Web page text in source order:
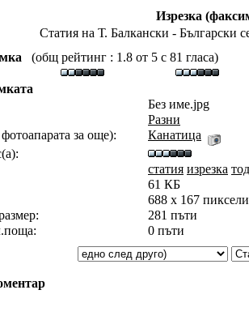
Изрезка
Статия на Т. Балкански - Български
(общ рейтинг : 1.8 от 5 с 81 гласа)
Без име.jpg
Разни
за още):
Канатица
статия изрезка
61 КБ
688 x 167 пиксели
281 пъти
0 пъти